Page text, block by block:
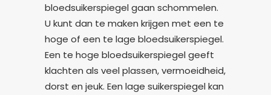
bloedsuikerspiegel gaan schommelen.
U kunt dan te maken krijgen met een te
hoge of een te lage bloedsuikerspiegel.
Een te hoge bloedsuikerspiegel geeft
klachten als veel plassen, vermoeidheid,
dorst en jeuk. Een lage suikerspiegel kan